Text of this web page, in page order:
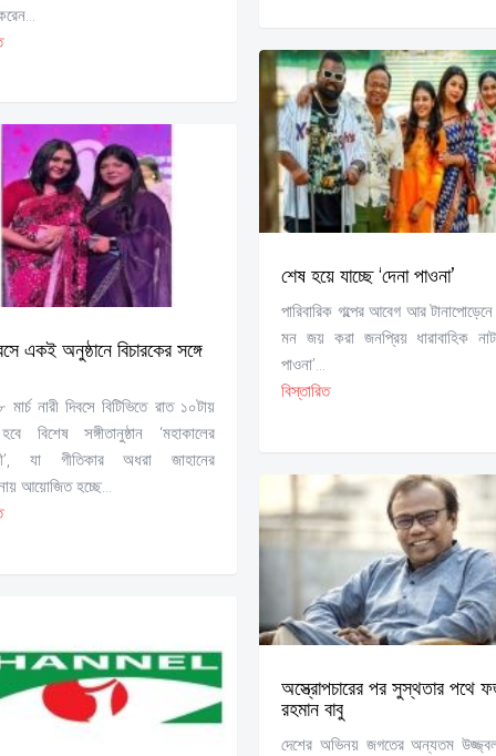
একই অনুষ্ঠানে বিচারকের সঙ্গে
নারী দিবসে বিটিভিতে রাত ১০টায়
বিশেষ সঙ্গীতানুষ্ঠান ‘মহাকালের
যা গীতিকার অধরা জাহানের
আয়োজিত হচ্ছে...
শেষ হয়ে যাচ্ছে ‘দেনা পাওনা’
পারিবারিক গল্পের আবেগ আর
মন জয় করা জনপ্রিয় ধারাবাহিক
পাওনা’...
বিস্তারিত
অস্ত্রোপচারের পর সুস্থতার পথে
রহমান বাবু
দেশের অভিনয় জগতের অন্যতম